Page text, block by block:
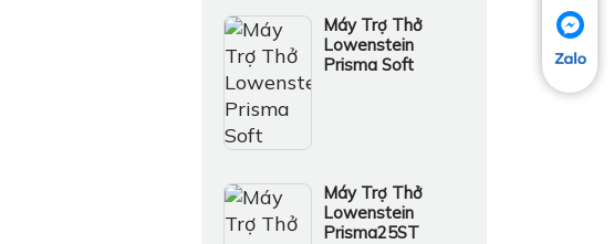
Máy Trợ Thở
Lowenstein
Prisma Soft
Máy Trợ Thở
Lowenstein
Prisma25ST